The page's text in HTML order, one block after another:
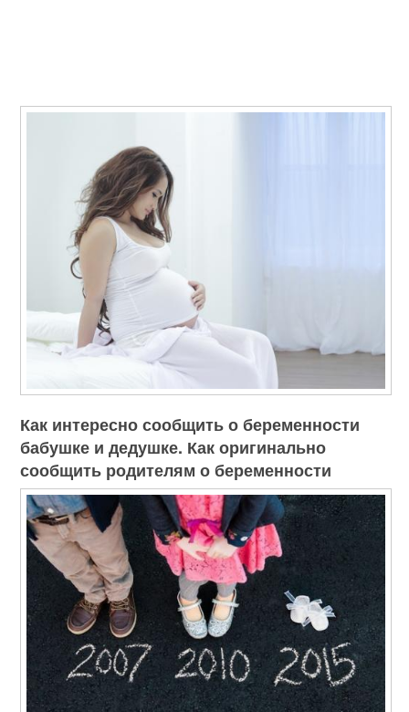
Как интересно сообщить о беременности
бабушке и дедушке. Как оригинально
сообщить родителям о беременности